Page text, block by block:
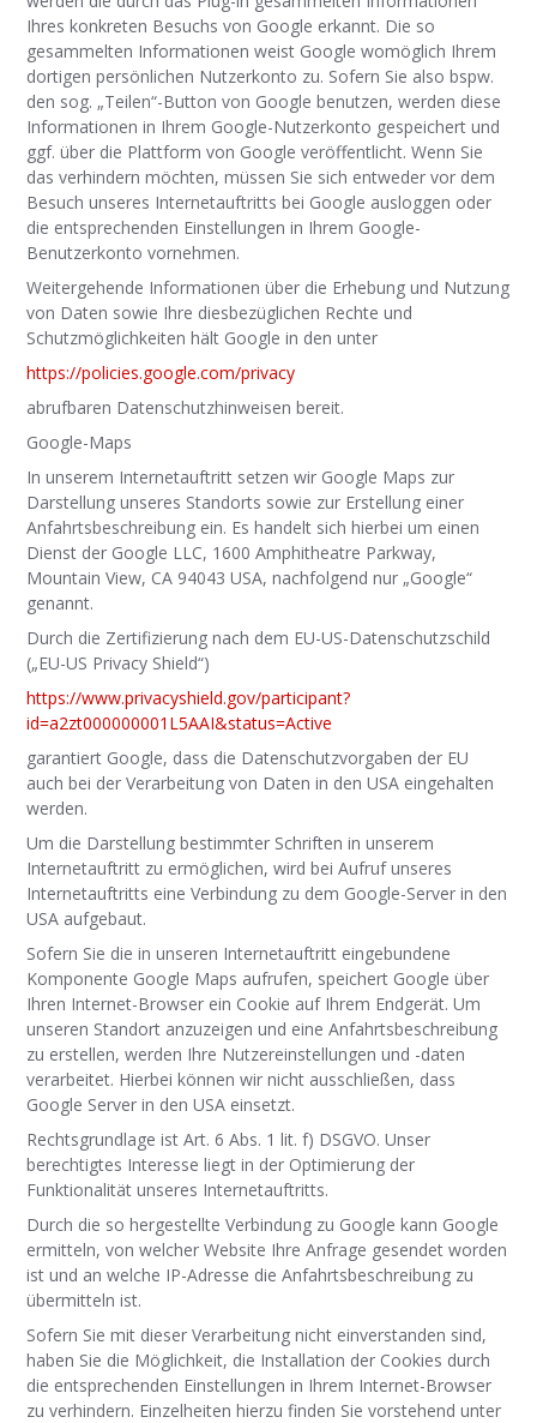
Ihres konkreten Besuchs von Google erkannt. Die so
gesammelten Informationen weist Google womöglich Ihrem
dortigen persönlichen Nutzerkonto zu. Sofern Sie also bspw.
den sog. „Teilen“-Button von Google benutzen, werden diese
Informationen in Ihrem Google-Nutzerkonto gespeichert und
ggf. über die Plattform von Google veröffentlicht. Wenn Sie
das verhindern möchten, müssen Sie sich entweder vor dem
Besuch unseres Internetauftritts bei Google ausloggen oder
die entsprechenden Einstellungen in Ihrem Google-
Benutzerkonto vornehmen.
Weitergehende Informationen über die Erhebung und Nutzung
von Daten sowie Ihre diesbezüglichen Rechte und
Schutzmöglichkeiten hält Google in den unter
https://policies.google.com/privacy
abrufbaren Datenschutzhinweisen bereit.
Google-Maps
In unserem Internetauftritt setzen wir Google Maps zur
Darstellung unseres Standorts sowie zur Erstellung einer
Anfahrtsbeschreibung ein. Es handelt sich hierbei um einen
Dienst der Google LLC, 1600 Amphitheatre Parkway,
Mountain View, CA 94043 USA, nachfolgend nur „Google“
genannt.
Durch die Zertifizierung nach dem EU-US-Datenschutzschild
(„EU-US Privacy Shield“)
https://www.privacyshield.gov/participant?
id=a2zt000000001L5AAI&status=Active
garantiert Google, dass die Datenschutzvorgaben der EU
auch bei der Verarbeitung von Daten in den USA eingehalten
werden.
Um die Darstellung bestimmter Schriften in unserem
Internetauftritt zu ermöglichen, wird bei Aufruf unseres
Internetauftritts eine Verbindung zu dem Google-Server in den
USA aufgebaut.
Sofern Sie die in unseren Internetauftritt eingebundene
Komponente Google Maps aufrufen, speichert Google über
Ihren Internet-Browser ein Cookie auf Ihrem Endgerät. Um
unseren Standort anzuzeigen und eine Anfahrtsbeschreibung
zu erstellen, werden Ihre Nutzereinstellungen und -daten
verarbeitet. Hierbei können wir nicht ausschließen, dass
Google Server in den USA einsetzt.
Rechtsgrundlage ist Art. 6 Abs. 1 lit. f) DSGVO. Unser
berechtigtes Interesse liegt in der Optimierung der
Funktionalität unseres Internetauftritts.
Durch die so hergestellte Verbindung zu Google kann Google
ermitteln, von welcher Website Ihre Anfrage gesendet worden
ist und an welche IP-Adresse die Anfahrtsbeschreibung zu
übermitteln ist.
Sofern Sie mit dieser Verarbeitung nicht einverstanden sind,
haben Sie die Möglichkeit, die Installation der Cookies durch
die entsprechenden Einstellungen in Ihrem Internet-Browser
zu verhindern. Einzelheiten hierzu finden Sie vorstehend unter